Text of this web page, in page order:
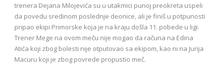
trenera Dejana Milojevića su u utakmici punoj preokreta uspeli
da povedu sredinom poslednje deonice, ali je finiš u potpunosti
pripao ekipi Primorske koja je na kraju došla 11. pobede u ligi.
Trener Mege na ovom meču nije mogao da računa na Edina
Atića koji zbog bolesti nije otputovao sa ekipom, kao ni na Jurija
Macuru koji je zbog povrede propustio meč.